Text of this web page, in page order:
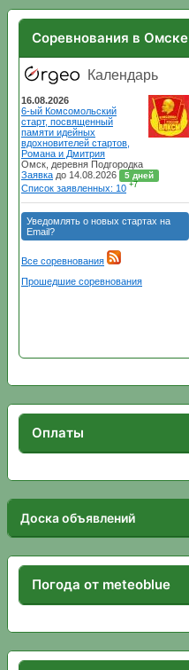
Соревнования в Омске
Оплаты
Доска объявлений
Погода от meteoblue